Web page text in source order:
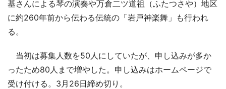
基さんによる琴の演奏や万倉二ツ道祖（ふたつさや）地区
に約260年前から伝わる伝統の「岩戸神楽舞」も行われ
る。
当初は募集人数を50人にしていたが、申し込みが多か
ったため80人まで増やした。申し込みはホームページで
受け付ける。3月26日締め切り。